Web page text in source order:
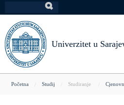
na
glavni
sadržaj
Univerzitet u
You
Početna Studij Studiranje